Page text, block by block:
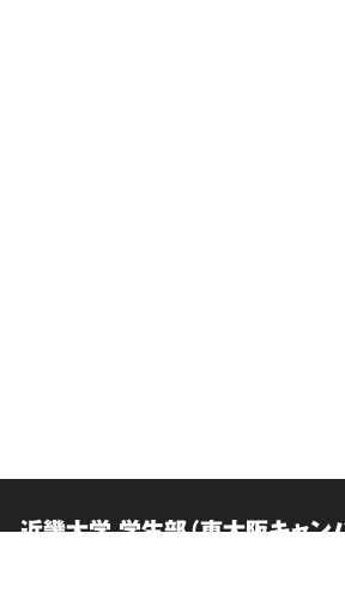
近畿大学 学生部（東大阪キャン